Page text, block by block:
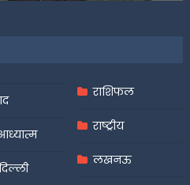
राशिफल
राष्ट्रीय
लखनऊ